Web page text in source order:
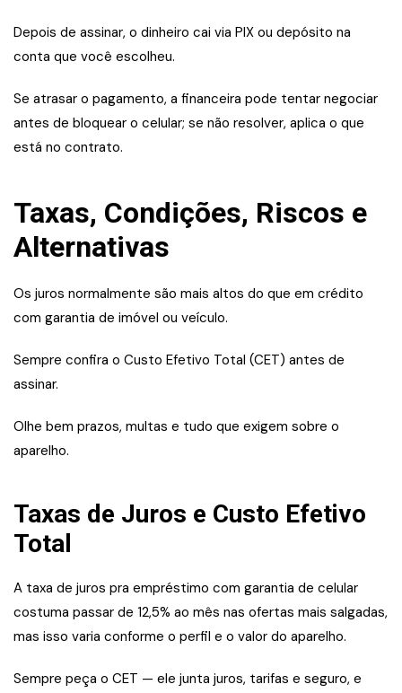
Depois de assinar, o dinheiro cai via PIX ou depósito na
conta que você escolheu.
Se atrasar o pagamento, a financeira pode tentar negociar
antes de bloquear o celular; se não resolver, aplica o que
está no contrato.
Taxas, Condições, Riscos e
Alternativas
Os juros normalmente são mais altos do que em crédito
com garantia de imóvel ou veículo.
Sempre confira o Custo Efetivo Total (CET) antes de
assinar.
Olhe bem prazos, multas e tudo que exigem sobre o
aparelho.
Taxas de Juros e Custo Efetivo
Total
A taxa de juros pra empréstimo com garantia de celular
costuma passar de 12,5% ao mês nas ofertas mais salgadas,
mas isso varia conforme o perfil e o valor do aparelho.
Sempre peça o CET — ele junta juros, tarifas e seguro, e